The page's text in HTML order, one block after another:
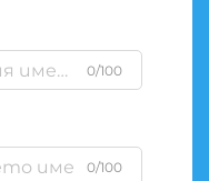
0/100
0/100